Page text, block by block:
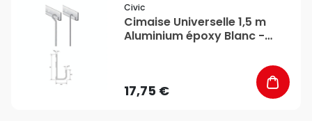
Civic
Cimaise Universelle 1,5 m
Aluminium époxy Blanc -
17,75 €